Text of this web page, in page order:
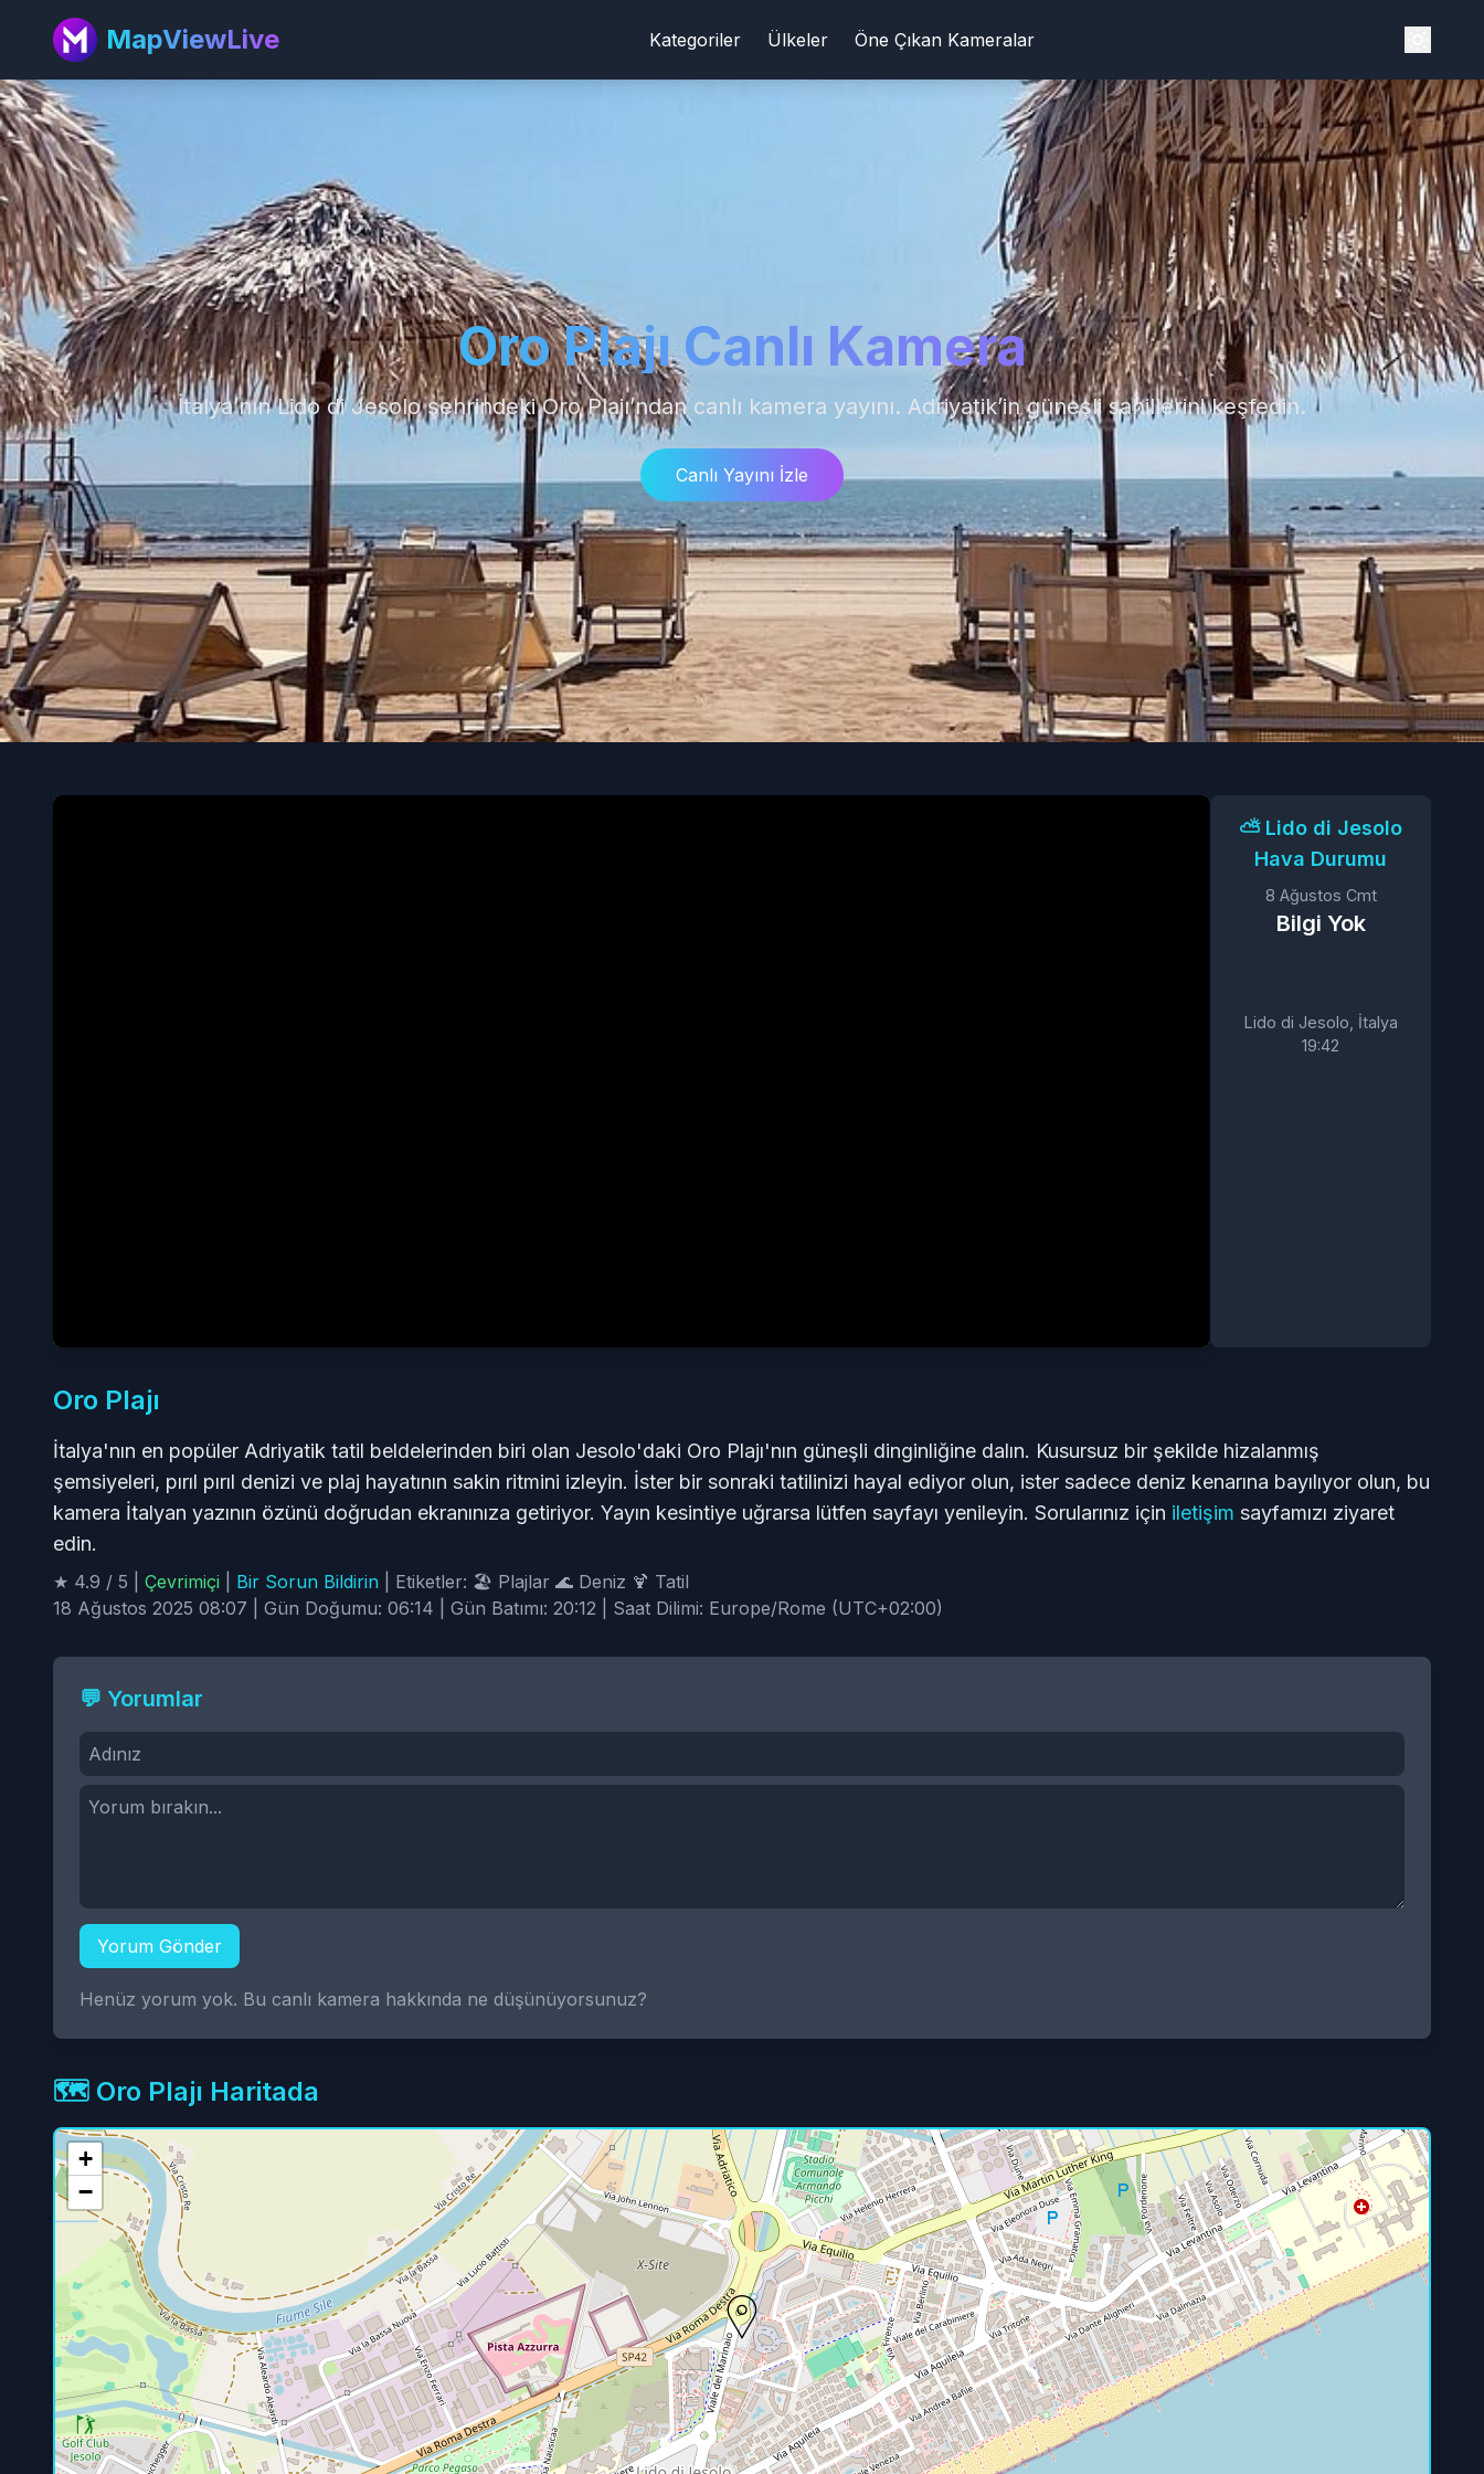
MapViewLive Kategoriler Ülkeler Öne Çıkan Kameralar
Oro Plajı Canlı Kamera
İtalya’nın Lido di Jesolo şehrindeki Oro Plajı’ndan canlı kamera yayını. Adriyatik’in güneşli sahillerini keşfedin.
Canlı Yayını İzle
⛅️ Lido di Jesolo
Hava Durumu
8 Ağustos Cmt
Bilgi Yok
Lido di Jesolo, İtalya
19:42
Oro Plajı
İtalya'nın en popüler Adriyatik tatil beldelerinden biri olan Jesolo'daki Oro Plajı'nın güneşli dinginliğine dalın. Kusursuz bir şekilde hizalanmış
şemsiyeleri, pırıl pırıl denizi ve plaj hayatının sakin ritmini izleyin. İster bir sonraki tatilinizi hayal ediyor olun, ister sadece deniz kenarına bayılıyor olun, bu
kamera İtalyan yazının özünü doğrudan ekranınıza getiriyor. Yayın kesintiye uğrarsa lütfen sayfayı yenileyin. Sorularınız için iletişim sayfamızı ziyaret
edin.
★ 4.9 / 5 | Çevrimiçi Bir Sorun Bildirin | Etiketler: 🏖️ Plajlar 🌊 Deniz 🍹 Tatil
18 Ağustos 2025 08:07 | Gün Doğumu: 06:14 | Gün Batımı: 20:12 | Saat Dilimi: Europe/Rome (UTC+02:00)
💬 Yorumlar
Yorum Gönder
Henüz yorum yok. Bu canlı kamera hakkında ne düşünüyorsunuz?
🗺️ Oro Plajı Haritada
+
−